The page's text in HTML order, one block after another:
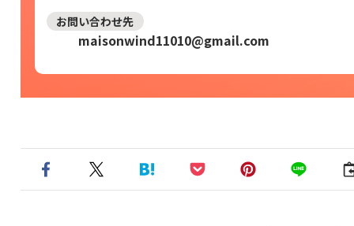
お問い合わせ先
maisonwind11010@gmail.com